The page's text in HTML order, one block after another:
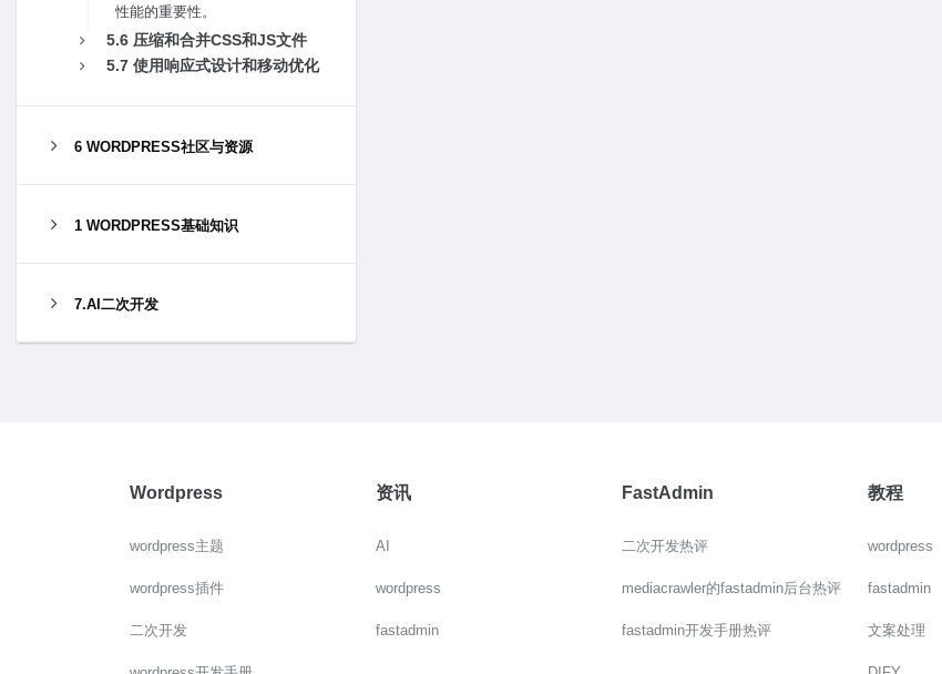
性能的重要性。
5.6 压缩和合并CSS和JS⽂件
5.7 使⽤响应式设计和移动优化
6 WORDPRESS社区与资源
1 WORDPRESS基础知识
7.AI二次开发
Wordpress
wordpress主题
wordpress插件
二次开发
资讯
AI
wordpress
fastadmin
FastAdmin
二次开发热评
mediacrawler的fastadmin后台热评
fastadmin开发手册热评
教程
wordpress
fastadmin
文案处理